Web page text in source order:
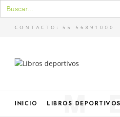
Buscar:
CONTACTO: 55 56891000
INICIO LIBROS DEPORTIVOS